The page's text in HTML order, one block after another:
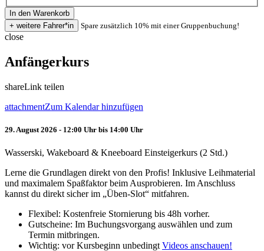
Spare zusätzlich 10% mit einer Gruppenbuchung!
close
Anfängerkurs
shareLink teilen
attachmentZum Kalendar hinzufügen
29. August 2026 - 12:00 Uhr bis 14:00 Uhr
Wasserski, Wakeboard & Kneeboard Einsteigerkurs (2 Std.)
Lerne die Grundlagen direkt von den Profis! Inklusive Leihmaterial
und maximalem Spaßfaktor beim Ausprobieren. Im Anschluss
kannst du direkt sicher im „Üben-Slot“ mitfahren.
Flexibel: Kostenfreie Stornierung bis 48h vorher.
Gutscheine: Im Buchungsvorgang auswählen und zum
Termin mitbringen.
Wichtig: vor Kursbeginn unbedingt Videos anschauen!